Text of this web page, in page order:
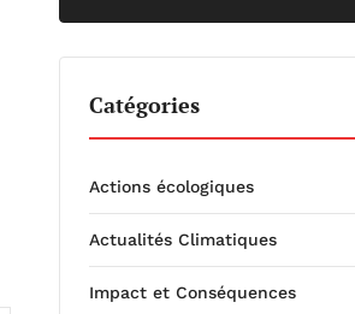
Catégories
Actions écologiques
Actualités Climatiques
Impact et Conséquences